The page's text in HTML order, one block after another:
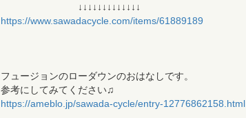
↓↓↓↓↓↓↓↓↓↓↓↓↓
https://www.sawadacycle.com/items/61889189
フュージョンのローダウンのおはなしです。
参考にしてみてください♫
https://ameblo.jp/sawada-cycle/entry-12776862158.html